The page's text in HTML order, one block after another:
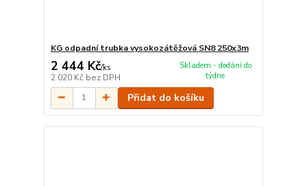
KG odpadní trubka vysokozátěžová SN8 250x3m
2 444 Kč/ks
2 020 Kč bez DPH
Skladem - dodání do
týdne
Přidat do košíku